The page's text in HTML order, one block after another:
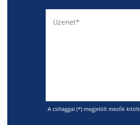
A csillaggal (*) megjelölt mezők